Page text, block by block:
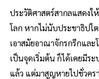
ประวัติศาสตร์สากลแสดงใ
โลก หากไม่นับประชาธิป
เอาสมัยอาณาจักรกรีกแล
เป็นจุดเริ่มต้น ก็ได้เคยมี
แล้ว แต่มาสูญหายไปชั่วคร